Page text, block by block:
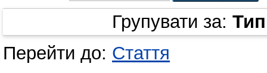
Групувати за:
Перейти до: Стаття